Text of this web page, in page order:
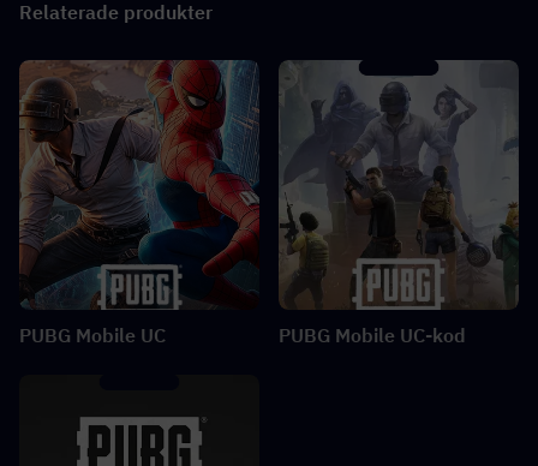
Relaterade produkter
PUBG Mobile UC PUBG Mobile UC-kod